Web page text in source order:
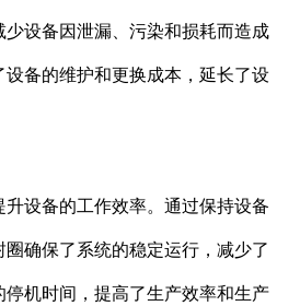
设备因泄漏、污染和损耗而造成
备的维护和更换成本，延长了设
设备的工作效率。通过保持设备
确保了系统的稳定运行，减少了
机时间，提高了生产效率和生产